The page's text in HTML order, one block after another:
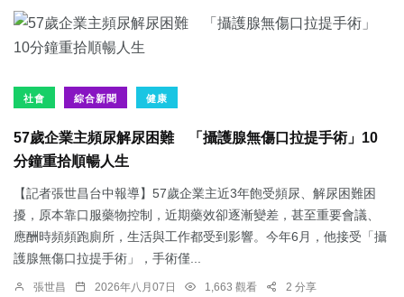
社會 綜合新聞 健康
57歲企業主頻尿解尿困難 「攝護腺無傷口拉提手術」10
分鐘重拾順暢人生
【記者張世昌台中報導】57歲企業主近3年飽受頻尿、解尿困難困
擾，原本靠口服藥物控制，近期藥效卻逐漸變差，甚至重要會議、
應酬時頻頻跑廁所，生活與工作都受到影響。今年6月，他接受「攝
護腺無傷口拉提手術」，手術僅...
張世昌 2026年八月07日 1,663 觀看 2 分享